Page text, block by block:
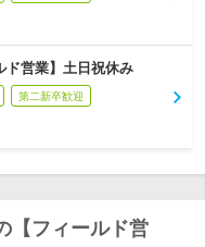
ド営業】土日祝休み
第二新卒歓迎
【フィールド営